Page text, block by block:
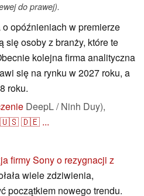
do prawej).
opóźnieniach w premierze
się osoby z branży, które te
kolejna firma analityczna
się na rynku w 2027 roku, a
roku.
DeepL / Ninh Duy),
🇺🇸🇩🇪 ...
firmy Sony o rezygnacji z
wiele zdziwienia,
początkiem nowego trendu.